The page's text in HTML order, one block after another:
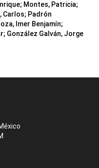
; Montes, Patricia;
Carlos; Padrón
Imer Benjamín;
; González Galván, Jorge